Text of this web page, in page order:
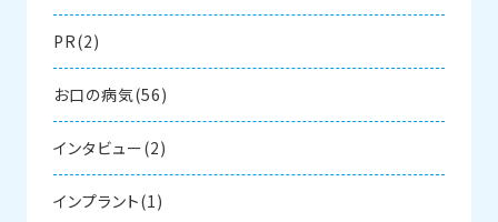
PR(2)
お口の病気(56)
インタビュー(2)
インプラント(1)